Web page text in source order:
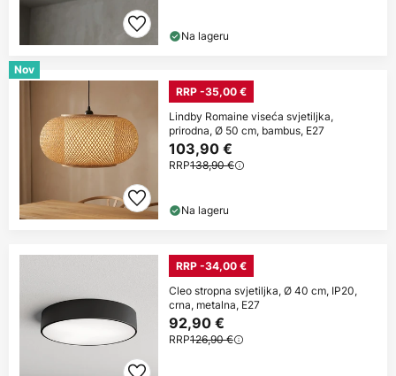
Na lageru
Nov
RRP -35,00 €
Lindby Romaine viseća svjetiljka,
prirodna, Ø 50 cm, bambus, E27
103,90 €
RRP138,90 €
Na lageru
RRP -34,00 €
Cleo stropna svjetiljka, Ø 40 cm, IP20,
crna, metalna, E27
92,90 €
RRP126,90 €